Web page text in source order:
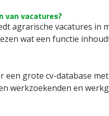
van vacatures?
agrarische vacatures in
wat een functie
een grote cv-database
werkzoekenden en